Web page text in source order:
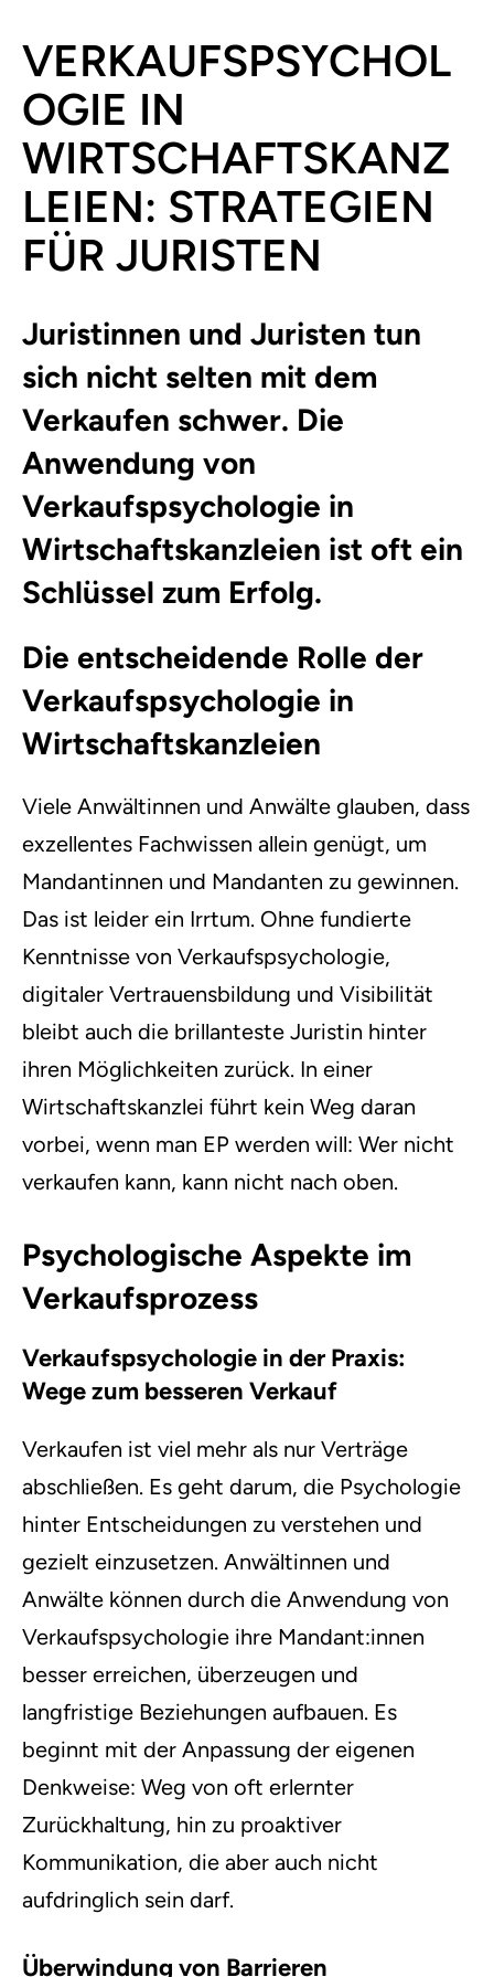
VERKAUFSPSYCHOL
OGIE IN
WIRTSCHAFTSKANZ
LEIEN: STRATEGIEN
FÜR JURISTEN
Juristinnen und Juristen tun
sich nicht selten mit dem
Verkaufen schwer. Die
Anwendung von
Verkaufspsychologie in
Wirtschaftskanzleien ist oft ein
Schlüssel zum Erfolg.
Die entscheidende Rolle der
Verkaufspsychologie in
Wirtschaftskanzleien
Viele Anwältinnen und Anwälte glauben, dass
exzellentes Fachwissen allein genügt, um
Mandantinnen und Mandanten zu gewinnen.
Das ist leider ein Irrtum. Ohne fundierte
Kenntnisse von Verkaufspsychologie,
digitaler Vertrauensbildung und Visibilität
bleibt auch die brillanteste Juristin hinter
ihren Möglichkeiten zurück. In einer
Wirtschaftskanzlei führt kein Weg daran
vorbei, wenn man EP werden will: Wer nicht
verkaufen kann, kann nicht nach oben.
Psychologische Aspekte im
Verkaufsprozess
Verkaufspsychologie in der Praxis:
Wege zum besseren Verkauf
Verkaufen ist viel mehr als nur Verträge
abschließen. Es geht darum, die Psychologie
hinter Entscheidungen zu verstehen und
gezielt einzusetzen. Anwältinnen und
Anwälte können durch die Anwendung von
Verkaufspsychologie ihre Mandant:innen
besser erreichen, überzeugen und
langfristige Beziehungen aufbauen. Es
beginnt mit der Anpassung der eigenen
Denkweise: Weg von oft erlernter
Zurückhaltung, hin zu proaktiver
Kommunikation, die aber auch nicht
aufdringlich sein darf.
Überwindung von Barrieren